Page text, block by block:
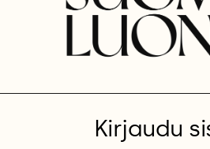
Kirjaudu